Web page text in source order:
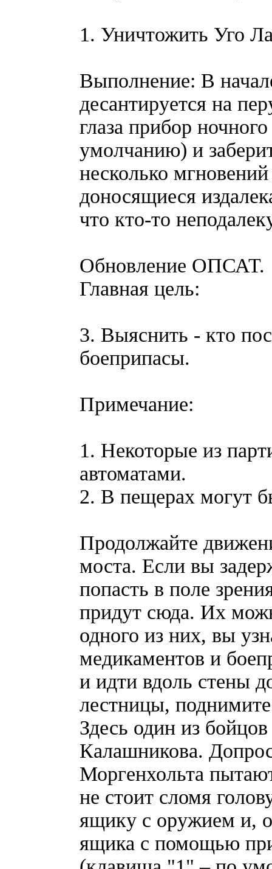
1. Уничтожить Уго
Выполнение: В
десантируется на
глаза прибор
умолчанию) и
несколько
доносящиеся
что кто-то
Обновление ОПСАТ.
Главная цель:
3. Выяснить - кто
боеприпасы.
Примечание:
1. Некоторые из
автоматами.
2. В пещерах могут
Продолжайте
моста. Если вы
попасть в поле
придут сюда. Их
одного из них, вы
медикаментов и
и идти вдоль стены
лестницы,
Здесь один из
Калашникова.
Моргенхольта
не стоит сломя
ящику с оружием и,
ящика с помощью